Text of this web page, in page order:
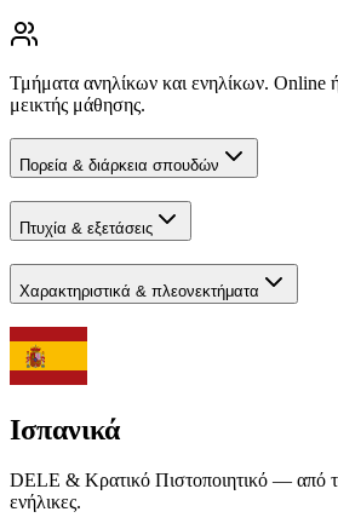
Τμήματα ανηλίκων και ενηλίκων. Online
μεικτής μάθησης.
Πορεία & διάρκεια σπουδών
Πτυχία & εξετάσεις
Χαρακτηριστικά & πλεονεκτήματα
Ισπανικά
DELE & Κρατικό Πιστοποιητικό — από
ενήλικες.